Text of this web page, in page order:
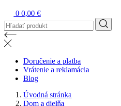
0 0,00 €
Doručenie a platba
Vrátenie a reklamácia
Blog
Úvodná stránka
Dom a dielňa